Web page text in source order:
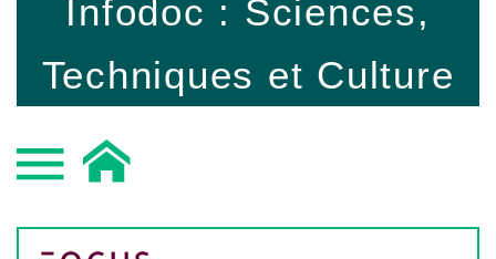
Infodoc : Sciences,
Techniques et Culture